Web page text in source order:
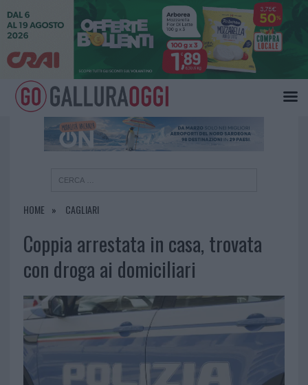
HOME CAGLIARI
Coppia arrestata in casa, trovata
con droga ai domiciliari
×